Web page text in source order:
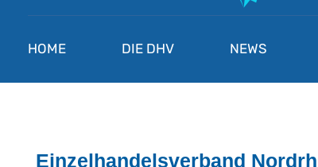
HOME DIE DHV NEWS
Einzelhandelsverband